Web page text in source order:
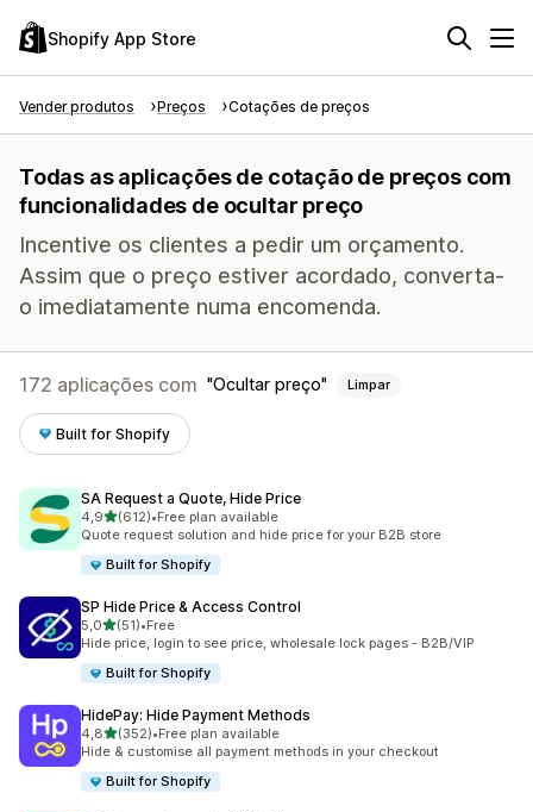
Shopify App Store
Vender produtos Preços Cotações de preços
Todas as aplicações de cotação de preços com
funcionalidades de ocultar preço
Incentive os clientes a pedir um orçamento.
Assim que o preço estiver acordado, converta-
o imediatamente numa encomenda.
172 aplicações com Ocultar preço Limpar
Built for Shopify
SA Request a Quote, Hide Price
4,9de 5 estrelas
(612)
612 total de avaliações
•Free plan available
Quote request solution and hide price for your B2B store
Built for Shopify
SP Hide Price & Access Control
5,0de 5 estrelas
(51)
51 total de avaliações
•Free
Hide price, login to see price, wholesale lock pages - B2B/VIP
Built for Shopify
HidePay: Hide Payment Methods
4,8de 5 estrelas
(352)
352 total de avaliações
•Free plan available
Hide & customise all payment methods in your checkout
Built for Shopify